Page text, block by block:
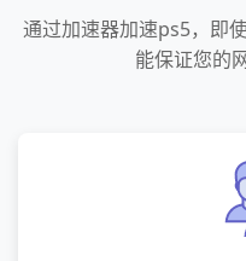
通过加速器加速ps5，即
能保证您的